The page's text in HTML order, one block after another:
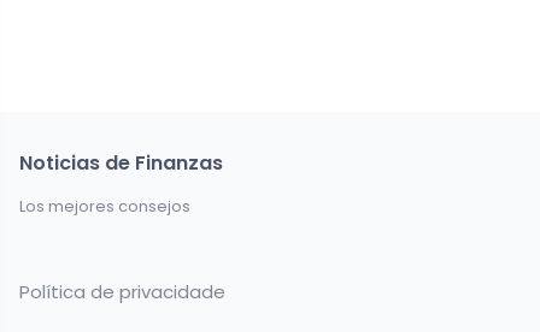
Noticias de Finanzas
Los mejores consejos
Política de privacidade